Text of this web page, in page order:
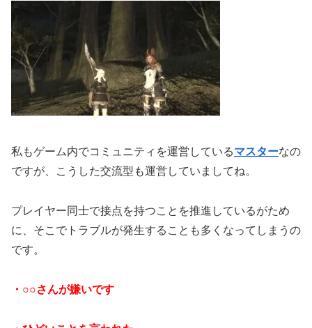
私もゲーム内でコミュニティを運営しているマスターなの
ですが、こうした交流型も運営していましてね。
プレイヤー同士で接点を持つことを推進しているがため
に、そこでトラブルが発生することも多くなってしまうの
です。
・○○さんが嫌いです